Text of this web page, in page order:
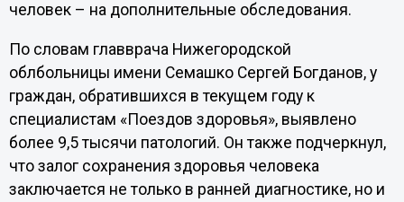
человек – на дополнительные обследования.
По словам главврача Нижегородской
облбольницы имени Семашко Сергей Богданов, у
граждан, обратившихся в текущем году к
специалистам «Поездов здоровья», выявлено
более 9,5 тысячи патологий. Он также подчеркнул,
что залог сохранения здоровья человека
заключается не только в ранней диагностике, но и